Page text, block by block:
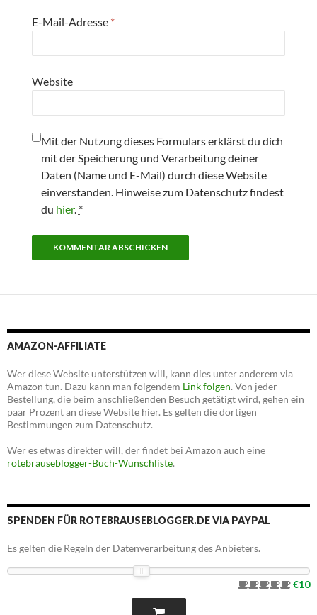
E-Mail-Adresse *
Website
Mit der Nutzung dieses Formulars erklärst du dich
mit der Speicherung und Verarbeitung deiner
Daten (Name und E-Mail) durch diese Website
einverstanden. Hinweise zum Datenschutz findest
du hier. *
AMAZON-AFFILIATE
Wer diese Website unterstützen will, kann dies unter anderem via
Amazon tun. Dazu kann man folgendem Link folgen. Von jeder
Bestellung, die beim anschließenden Besuch getätigt wird, gehen ein
paar Prozent an diese Website hier. Es gelten die dortigen
Bestimmungen zum Datenschutz.
Wer es etwas direkter will, der findet bei Amazon auch eine
rotebrauseblogger-Buch-Wunschliste.
SPENDEN FÜR ROTEBRAUSEBLOGGER.DE VIA PAYPAL
Es gelten die Regeln der Datenverarbeitung des Anbieters.
€10